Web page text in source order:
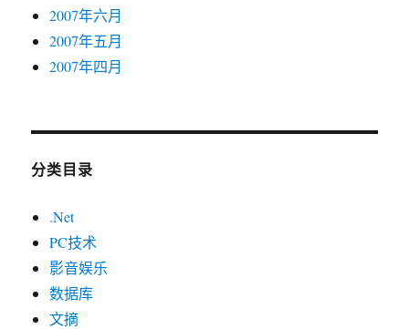
2007年六月
2007年五月
2007年四月
分类目录
.Net
PC技术
影音娱乐
数据库
文摘